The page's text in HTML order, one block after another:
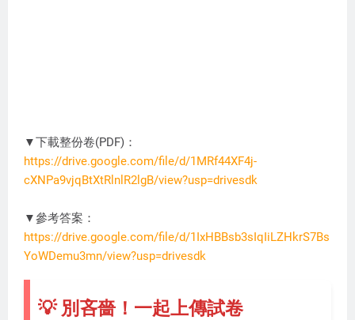
▼下載整份卷(PDF)：
https://drive.google.com/file/d/1MRf44XF4j-
cXNPa9vjqBtXtRlnlR2lgB/view?usp=drivesdk
▼參考答案：
https://drive.google.com/file/d/1IxHBBsb3sIqIiLZHkrS7Bs
YoWDemu3mn/view?usp=drivesdk
💡 別吝嗇！一起上傳試卷